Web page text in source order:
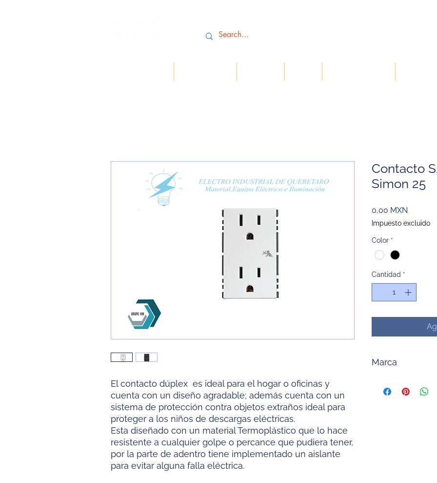
El contacto dúplex es ideal para el hogar o oficinas y
cuenta con un diseño agradable; además cuenta con un
sistema de protección contra objetos extraños ideal para
proteger a los niños de descargas eléctricas.
Esta diseñado con un material Termoplástico que lo hace
resistente a cualquier golpe o percance que pudiera tener,
por la parte de adentro tiene implementado un aislante
para evitar alguna falla eléctrica.
Contacto
Simon 25
0,00 MXN
Impuesto excluido
Color *
Cantidad *
Marca